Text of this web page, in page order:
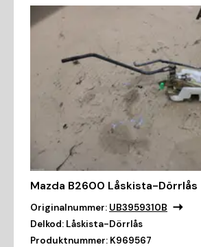
Mazda B2600 Låskista-Dörrlås
Originalnummer: UB3959310B
Delkod: Låskista-Dörrlås
Produktnummer: K969567